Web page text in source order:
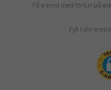
Få e-post med förtur på
Fyll i din e-